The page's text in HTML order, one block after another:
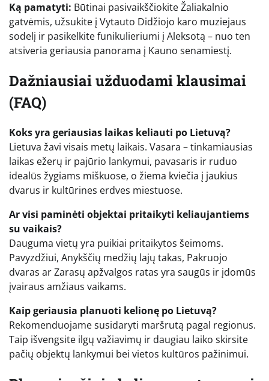
Ką pamatyti: Būtinai pasivaikščiokite Žaliakalnio
gatvėmis, užsukite į Vytauto Didžiojo karo muziejaus
sodelį ir pasikelkite funikulieriumi į Aleksotą – nuo ten
atsiveria geriausia panorama į Kauno senamiestį.
Dažniausiai užduodami klausimai
(FAQ)
Koks yra geriausias laikas keliauti po Lietuvą?
Lietuva žavi visais metų laikais. Vasara – tinkamiausias
laikas ežerų ir pajūrio lankymui, pavasaris ir ruduo
idealūs žygiams miškuose, o žiema kviečia į jaukius
dvarus ir kultūrines erdves miestuose.
Ar visi paminėti objektai pritaikyti keliaujantiems
su vaikais?
Dauguma vietų yra puikiai pritaikytos šeimoms.
Pavyzdžiui, Anykščių medžių lajų takas, Pakruojo
dvaras ar Zarasų apžvalgos ratas yra saugūs ir įdomūs
įvairaus amžiaus vaikams.
Kaip geriausia planuoti kelionę po Lietuvą?
Rekomenduojame susidaryti maršrutą pagal regionus.
Taip išvengsite ilgų važiavimų ir daugiau laiko skirsite
pačių objektų lankymui bei vietos kultūros pažinimui.